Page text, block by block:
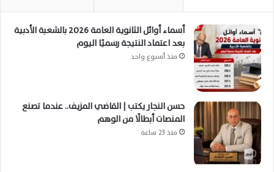
أسماء أوائل الثانوية العامة 2026 بالشعبة الأدبية
بعد اعتماد النتيجة رسميًا اليوم
منذ أسبوع واحد
حسن النجار يكتب | القاضي المزيف.. عندما تصنع
المنصات أبطالًا من الوهم
منذ 23 ساعة